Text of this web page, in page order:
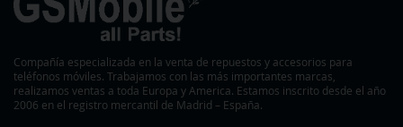
Compañía especializada en la venta de repuestos y accesorios para
teléfonos móviles. Trabajamos con las más importantes marcas,
realizamos ventas a toda Europa y America. Estamos inscrito desde el año
2006 en el registro mercantil de Madrid – España.